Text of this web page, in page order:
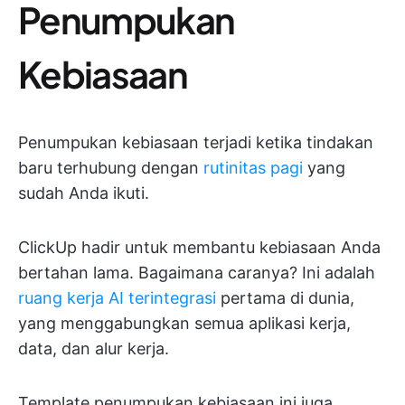
Penumpukan
Kebiasaan
Penumpukan kebiasaan terjadi ketika tindakan
baru terhubung dengan rutinitas pagi yang
sudah Anda ikuti.
ClickUp hadir untuk membantu kebiasaan Anda
bertahan lama. Bagaimana caranya? Ini adalah
ruang kerja AI terintegrasi pertama di dunia,
yang menggabungkan semua aplikasi kerja,
data, dan alur kerja.